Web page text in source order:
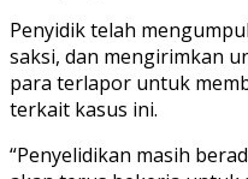
Penyidik telah
saksi, dan mengirimkan
para terlapor untuk
terkait kasus ini.
“Penyelidikan masih